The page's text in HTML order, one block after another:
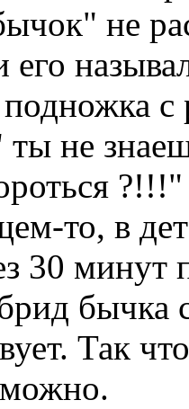
не
его
с
ты не
?!!!"
то, в
30 минут
бычка
Так